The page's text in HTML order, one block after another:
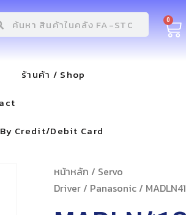
0
ร้านค้า / Shop
Credit/Debit Card
หน้าหลัก / Servo
Driver/ Panasonic/